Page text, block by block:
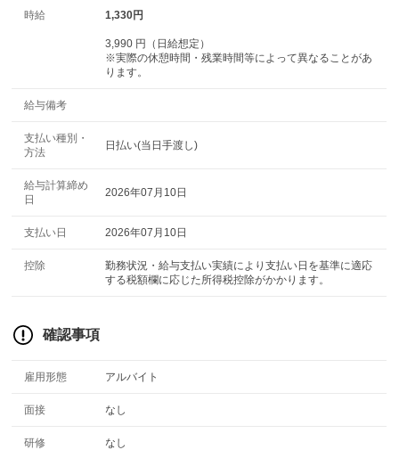
時給 1,330円
3,990 円（日給想定）
※実際の休憩時間・残業時間等によって異なることがあ
ります。
給与備考
支払い種別・
方法
日払い(当日手渡し)
給与計算締め
日
2026年07月10日
支払い日 2026年07月10日
控除
勤務状況・給与支払い実績により支払い日を基準に適応
する税額欄に応じた所得税控除がかかります。
確認事項
雇用形態 アルバイト
面接 なし
研修 なし